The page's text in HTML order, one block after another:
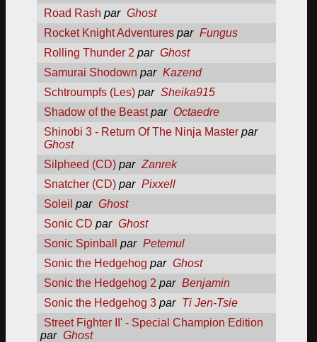
Road Rash par Ghost
Rocket Knight Adventures par Fungus
Rolling Thunder 2 par Ghost
Samurai Shodown par Kazend
Schtroumpfs (Les) par Sheika915
Shadow of the Beast par Octaedre
Shinobi 3 - Return Of The Ninja Master par
Ghost
Silpheed (CD) par Zanrek
Snatcher (CD) par Pixxell
Soleil par Ghost
Sonic CD par Ghost
Sonic Spinball
par Petemul
Sonic the Hedgehog par Ghost
Sonic the Hedgehog 2 par Benjamin
Sonic the Hedgehog 3 par Ti Jen-Tsie
Street Fighter II' - Special Champion Edition
par Ghost